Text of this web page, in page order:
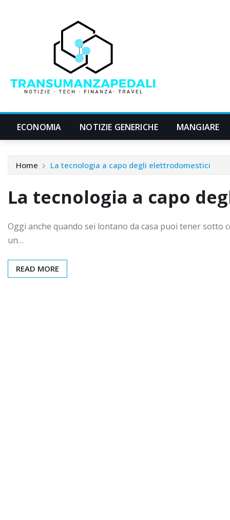
ECONOMIA NOTIZIE GENERICHE MANGIARE
Home La tecnologia a capo degli elettrodomestici
La tecnologia a capo
Oggi anche quando sei lontano da casa puoi tener
un…
READ MORE